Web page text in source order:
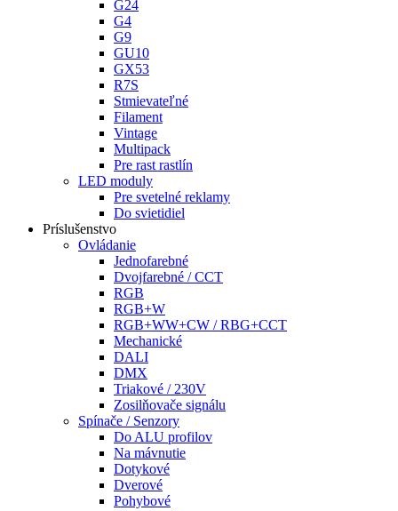
G24
G4
G9
GU10
GX53
R7S
Stmievateľné
Filament
Vintage
Multipack
Pre rast rastlín
LED moduly
Pre svetelné reklamy
Do svietidiel
Príslušenstvo
Ovládanie
Jednofarebné
Dvojfarebné / CCT
RGB
RGB+W
RGB+WW+CW / RBG+CCT
Mechanické
DALI
DMX
Triakové / 230V
Zosilňovače signálu
Spínače / Senzory
Do ALU profilov
Na mávnutie
Dotykové
Dverové
Pohybové